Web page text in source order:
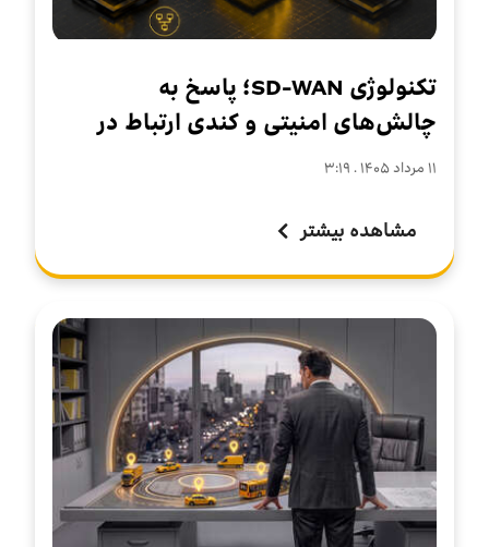
تکنولوژی SD-WAN؛ پاسخ به
چالش‌های امنیتی و کندی ارتباط در
سازمان‌های چندشعبه‌ای
۱۱ مرداد ۱۴۰۵ . ۳:۱۹
مشاهده بیشتر